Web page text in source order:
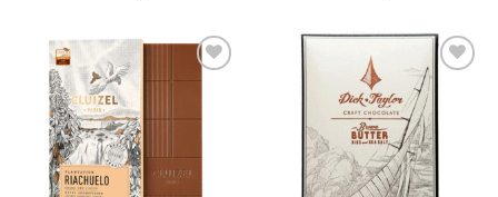
hinzufügen
Zur
Wunschliste
hinzufügen